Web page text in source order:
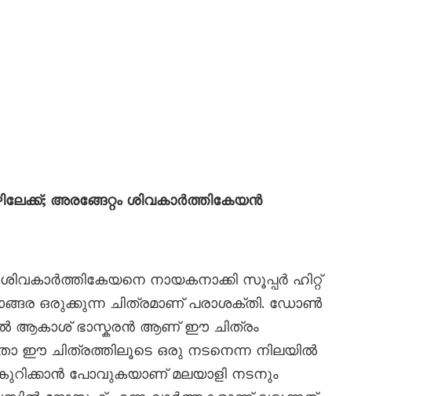
അരങ്ങേറ്റം ശിവകാർത്തികേയൻ
നായകനാക്കി സൂപ്പർ ഹിറ്റ്
ഒരുക്കുന്ന ചിത്രമാണ് പരാശക്തി. ഡോൺ
ആകാശ് ഭാസ്കരൻ ആണ് ഈ ചിത്രം
ഈ ചിത്രത്തിലൂടെ ഒരു നടനെന്ന നിലയിൽ
കുറിക്കാൻ പോവുകയാണ് മലയാളി നടനും